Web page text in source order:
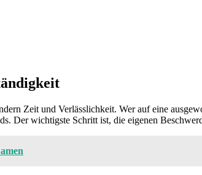
Zeit und Verlässlichkeit. Wer auf eine
Der wichtigste Schritt ist, die eigenen